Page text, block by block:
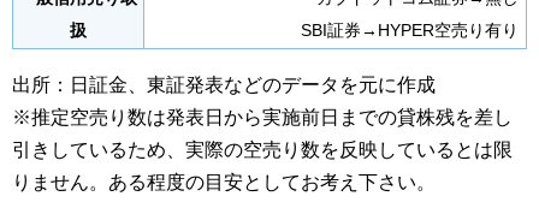
扱
SBI証券→HYPER空売り有り
出所：日証金、東証発表などのデータを元に作成
※推定空売り数は発表日から実施前日までの貸株残を差し
引きしているため、実際の空売り数を反映しているとは限
りません。ある程度の目安としてお考え下さい。